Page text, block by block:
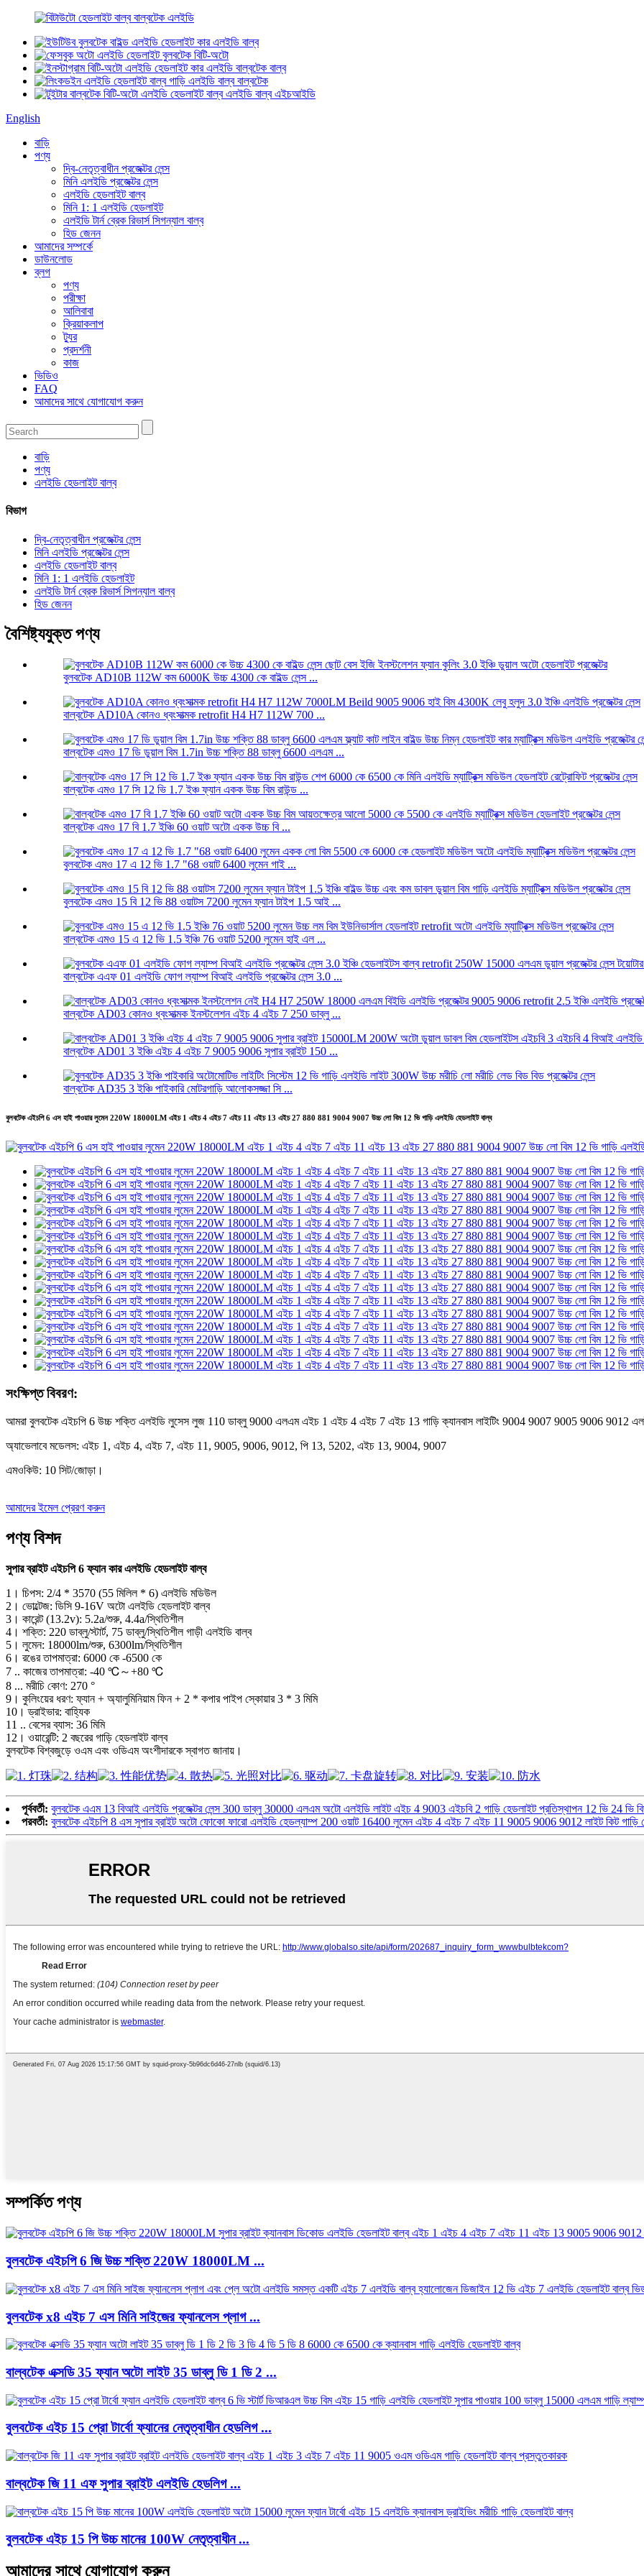
English
বাড়ি
পণ্য
দ্বি-নেতৃত্বাধীন প্রজেক্টর লেন্স
মিনি এলইডি প্রজেক্টর লেন্স
এলইডি হেডলাইট বাল্ব
মিনি 1: 1 এলইডি হেডলাইট
এলইডি টার্ন ব্রেক রিভার্স সিগন্যাল বাল্ব
হিড জেনন
আমাদের সম্পর্কে
ডাউনলোড
ব্লগ
পণ্য
পরীক্ষা
আলিবাবা
ক্রিয়াকলাপ
ট্যুর
প্রদর্শনী
কাজ
ভিডিও
FAQ
আমাদের সাথে যোগাযোগ করুন
বাড়ি
পণ্য
এলইডি হেডলাইট বাল্ব
বিভাগ
দ্বি-নেতৃত্বাধীন প্রজেক্টর লেন্স
মিনি এলইডি প্রজেক্টর লেন্স
এলইডি হেডলাইট বাল্ব
মিনি 1: 1 এলইডি হেডলাইট
এলইডি টার্ন ব্রেক রিভার্স সিগন্যাল বাল্ব
হিড জেনন
বৈশিষ্ট্যযুক্ত পণ্য
বুলবটেক AD10B 112W কম 6000K উচ্চ 4300 কে বাইল্ড লেন্স ...
বাল্বটেক AD10A কোনও ধ্বংসাত্মক retrofit H4 H7 112W 700 ...
বাল্বটেক এমও 17 ডি ডুয়াল বিম 1.7in উচ্চ শক্তি 88 ডাব্লু 6600 এলএম ...
বাল্বটেক এমও 17 সি 12 ভি 1.7 ইঞ্চ ফ্যান একক উচ্চ বিম রাউন্ড ...
বাল্বটেক এমও 17 বি 1.7 ইঞ্চি 60 ওয়াট অটো একক উচ্চ বি ...
বুলবটেক এমও 17 এ 12 ভি 1.7 "68 ওয়াট 6400 লুমেন গাই ...
বুলবটেক এমও 15 বি 12 ভি 88 ওয়াটস 7200 লুমেন ফ্যান টাইপ 1.5 আই ...
বাল্বটেক এমও 15 এ 12 ভি 1.5 ইঞ্চি 76 ওয়াট 5200 লুমেন হাই এল ...
বাল্বটেক এএফ 01 এলইডি ফোগ ল্যাম্প বিআই এলইডি প্রজেক্টর লেন্স 3.0 ...
বাল্বটেক AD03 কোনও ধ্বংসাত্মক ইনস্টলেশন এইচ 4 এইচ 7 250 ডাব্লু ...
বাল্বটেক AD01 3 ইঞ্চি এইচ 4 এইচ 7 9005 9006 সুপার ব্রাইট 150 ...
বাল্বটেক AD35 3 ইঞ্চি পাইকারি মোটরগাড়ি আলোকসজ্জা সি ...
বুলবটেক এইচপি 6 এস হাই পাওয়ার লুমেন 220W 18000LM এইচ 1 এইচ 4 এইচ 7 এইচ 11 এইচ 13 এইচ 27 880 881 9004 9007 উচ্চ লো বিম 12 ভি গাড়ি এলইডি হেডলাইট বাল্ব
সংক্ষিপ্ত বিবরণ:
আমরা বুলবটেক এইচপি 6 উচ্চ শক্তি এলইডি লুসেস লুজ 110 ডাব্লু 9000 এলএম এইচ 1 এইচ 4 এইচ 7 এইচ 13 গাড়ি ক্যানবাস লাইটিং 9004 9007 9005 9006 9012
অ্যাভেলাবে মডেলস: এইচ 1, এইচ 4, এইচ 7, এইচ 11, 9005, 9006, 9012, পি 13, 5202, এইচ 13, 9004, 9007
এমওকিউ: 10 সিট/জোড়া।
আমাদের ইমেল প্রেরণ করুন
পণ্য বিশদ
সুপার ব্রাইট এইচপি 6 ফ্যান কার এলইডি হেডলাইট বাল্ব
1। চিপস: 2/4 * 3570 (55 মিলিল * 6) এলইডি মডিউল
2। ভোল্টেজ: ডিসি 9-16V অটো এলইডি হেডলাইট বাল্ব
3। কারেন্ট (13.2v): 5.2a/শুরু, 4.4a/স্থিতিশীল
4। শক্তি: 220 ডাব্লু/স্টার্ট, 75 ডাব্লু/স্থিতিশীল গাড়ী এলইডি বাল্ব
5। লুমেন: 18000lm/শুরু, 6300lm/স্থিতিশীল
6। রঙের তাপমাত্রা: 6000 কে -6500 কে
7 .. কাজের তাপমাত্রা: -40 ℃～+80 ℃
8 ... মরীচি কোণ: 270 °
9। কুলিংয়ের ধরণ: ফ্যান + অ্যালুমিনিয়াম ফিন + 2 * কপার পাইপ স্কোয়ার 3 * 3 মিমি
10। ড্রাইভার: বাহ্যিক
11 .. বেসের ব্যাস: 36 মিমি
12। ওয়ারেন্টি: 2 বছরের গাড়ি হেডলাইট বাল্ব
বুলবটেক বিশ্বজুড়ে ওএম এবং ওডিএম অংশীদারকে স্বাগত জানায়।
পূর্ববর্তী: বুলবটেক এএম 13 বিআই এলইডি প্রজেক্টর লেন্স 300 ডাব্লু 30000 এলএম অটো এলইডি লাইট এইচ 4 9003 এইচবি 2 গাড়ি হেডলাইট প্রতিস্থাপন 12 ভি 24 ভি
পরবর্তী: বুলবটেক এইচপি 8 এস সুপার ব্রাইট অটো ফোকো ফারো এলইডি হেডল্যাম্প 200 ওয়াট 16400 লুমেন এইচ 4 এইচ 7 এইচ 11 9005 9006 9012 লাইট কিট গাড়ি
সম্পর্কিত পণ্য
বুলবটেক এইচপি 6 জি উচ্চ শক্তি 220W 18000LM ...
বুলবটেক x8 এইচ 7 এস মিনি সাইজের ফ্যানলেস প্লাগ ...
বাল্বটেক এক্সডি 35 ফ্যান অটো লাইট 35 ডাব্লু ডি 1 ডি 2 ...
বুলবটেক এইচ 15 প্রো টার্বো ফ্যানের নেতৃত্বাধীন হেডলিগ ...
বাল্বটেক জি 11 এফ সুপার ব্রাইট এলইডি হেডলিগ ...
বুলবটেক এইচ 15 পি উচ্চ মানের 100W নেতৃত্বাধীন ...
আমাদের সাথে যোগাযোগ করুন